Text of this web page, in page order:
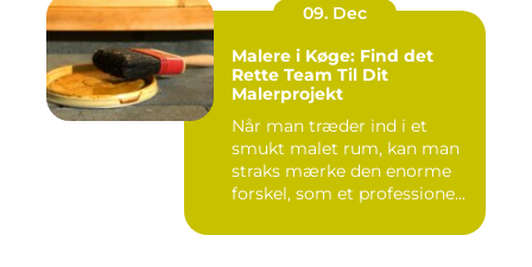
09. Dec
Malere i Køge: Find det
Rette Team Til Dit
Malerprojekt
Når man træder ind i et
smukt malet rum, kan man
straks mærke den enorme
forskel, som et professione...